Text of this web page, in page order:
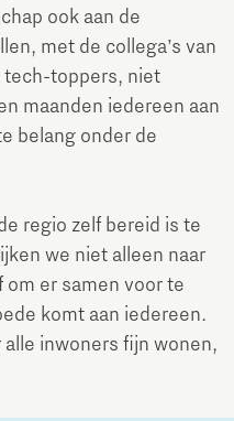
ook aan de
met de collega’s van
tech-toppers, niet
maanden iedereen aan
belang onder de
regio zelf bereid is te
we niet alleen naar
om er samen voor te
komt aan iedereen.
inwoners fijn wonen,